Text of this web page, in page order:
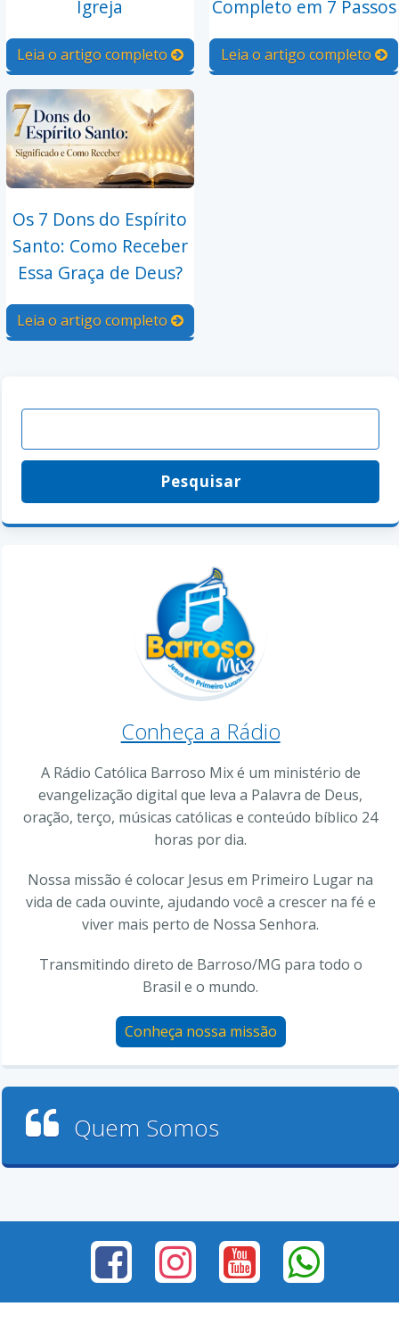
Igreja
Leia o artigo completo
Completo em 7 Passos
Leia o artigo completo
Os 7 Dons do Espírito
Santo: Como Receber
Essa Graça de Deus?
Leia o artigo completo
Conheça a Rádio
A Rádio Católica Barroso Mix é um ministério de
evangelização digital que leva a Palavra de Deus,
oração, terço, músicas católicas e conteúdo bíblico 24
horas por dia.
Nossa missão é colocar Jesus em Primeiro Lugar na
vida de cada ouvinte, ajudando você a crescer na fé e
viver mais perto de Nossa Senhora.
Transmitindo direto de Barroso/MG para todo o
Brasil e o mundo.
Conheça nossa missão
Quem Somos